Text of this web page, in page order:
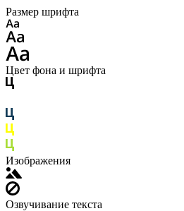
Размер шрифта
Цвет фона и шрифта
Изображения
Озвучивание текста